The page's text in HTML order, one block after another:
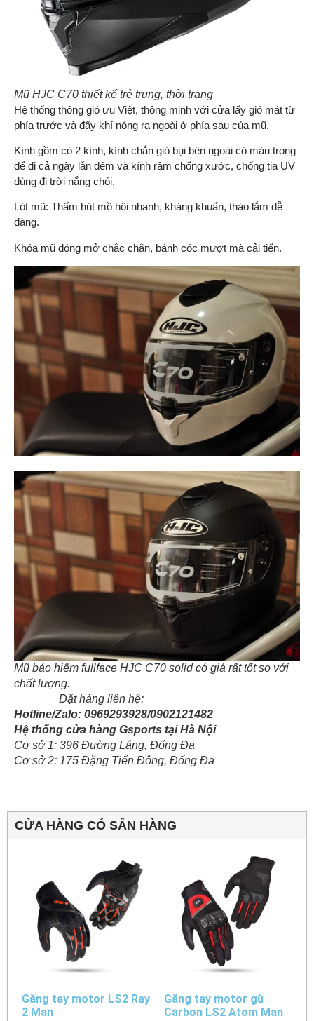
Mũ HJC C70 thiết kế trẻ trung, thời trang
Hệ thống thông gió ưu Việt, thông minh với cửa lấy gió mát từ
phía trước và đẩy khí nóng ra ngoài ở phía sau của mũ.
Kính gồm có 2 kính, kính chắn gió bụi bên ngoài có màu trong
để đi cả ngày lẫn đêm và kính râm chống xước, chống tia UV
dùng đi trời nắng chói.
Lót mũ: Thấm hút mồ hôi nhanh, kháng khuẩn, tháo lắm dễ
dàng.
Khóa mũ đóng mở chắc chắn, bánh cóc mượt mà cải tiến.
Mũ bảo hiểm fullface HJC C70 solid có giá rất tốt so với
chất lượng.
Đặt hàng liên hệ:
Hotline/Zalo: 0969293928/0902121482
Hệ thống cửa hàng Gsports tại Hà Nội
Cơ sở 1: 396 Đường Láng, Đống Đa
Cơ sở 2: 175 Đặng Tiến Đông, Đống Đa
CỬA HÀNG CÓ SẴN HÀNG
Găng tay motor LS2 Ray
2 Man
Găng tay motor gù
Carbon LS2 Atom Man